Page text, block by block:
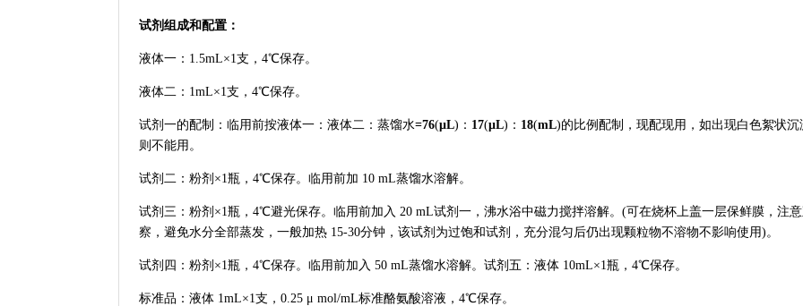
试剂组成和配置：
液体一：1.5mL×1支，4℃保存。
液体二：1mL×1支，4℃保存。
试剂一的配制：临用前按液体一：液体二：蒸馏水=76(μL)： 17(μL)： 18(mL)的比例配制，现配现用，如出现白色絮状沉
则不能用。
试剂二：粉剂×1瓶，4℃保存。临用前加 10 mL蒸馏水溶解。
试剂三：粉剂×1瓶，4℃避光保存。临用前加入 20 mL试剂一，沸水浴中磁力搅拌溶解。(可在烧杯上盖一层保鲜膜，注
察，避免水分全部蒸发，一般加热 15-30分钟，该试剂为过饱和试剂，充分混匀后仍出现颗粒物不溶物不影响使用)。
试剂四：粉剂×1瓶，4℃保存。临用前加入 50 mL蒸馏水溶解。试剂五：液体 10mL×1瓶，4℃保存。
标准品：液体 1mL×1支，0.25 μ mol/mL标准酪氨酸溶液，4℃保存。